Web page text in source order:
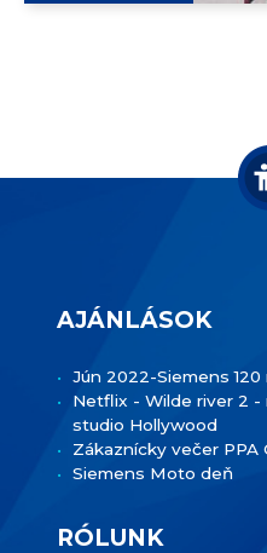
AJÁNLÁSOK
Jún 2022-Siemens
Netflix - Wilde river 2 -
studio Hollywood
Zákaznícky večer PPA
Siemens Moto deň
RÓLUNK